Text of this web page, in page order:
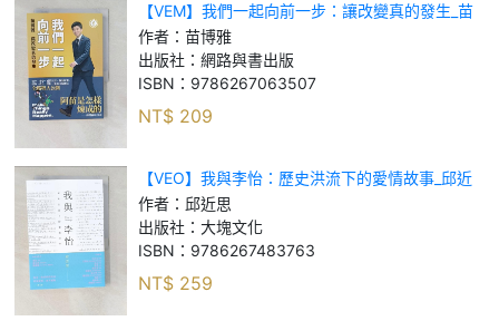
【VEM】我們一起向前一步：讓改變真的發生_苗
博雅
作者： 苗博雅
出版社： 網路與書出版
ISBN： 9786267063507
NT$ 209
【VEO】我與李怡：歷史洪流下的愛情故事_邱近
思
作者： 邱近思
出版社： 大塊文化
ISBN： 9786267483763
NT$ 259